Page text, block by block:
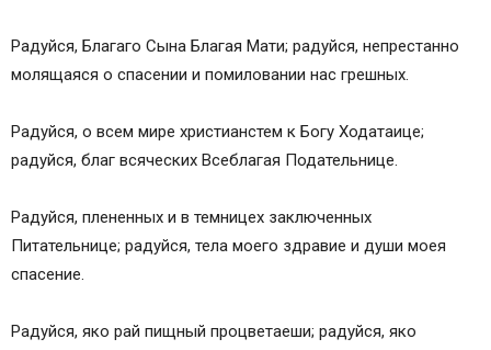
Радуйся, Благаго Сына Благая Мати; радуйся, непрестанно
молящаяся о спасении и помиловании нас грешных.
Радуйся, о всем мире христианстем к Богу Ходатаице;
радуйся, благ всяческих Всеблагая Подательнице.
Радуйся, плененных и в темницех заключенных
Питательнице; радуйся, тела моего здравие и души моея
спасение.
Радуйся, яко рай пищный процветаеши; радуйся, яко